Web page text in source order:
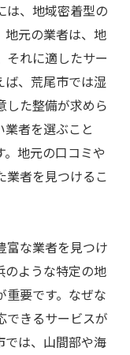
は、地域密着型の
地元の業者は、地
それに適したサー
ば、荒尾市では湿
した整備が求めら
者を選ぶこと
地元の口コミや
業者を見つけるこ
富な業者を見つけ
のような特定の地
要です。なぜな
できるサービスが
では、山間部や海